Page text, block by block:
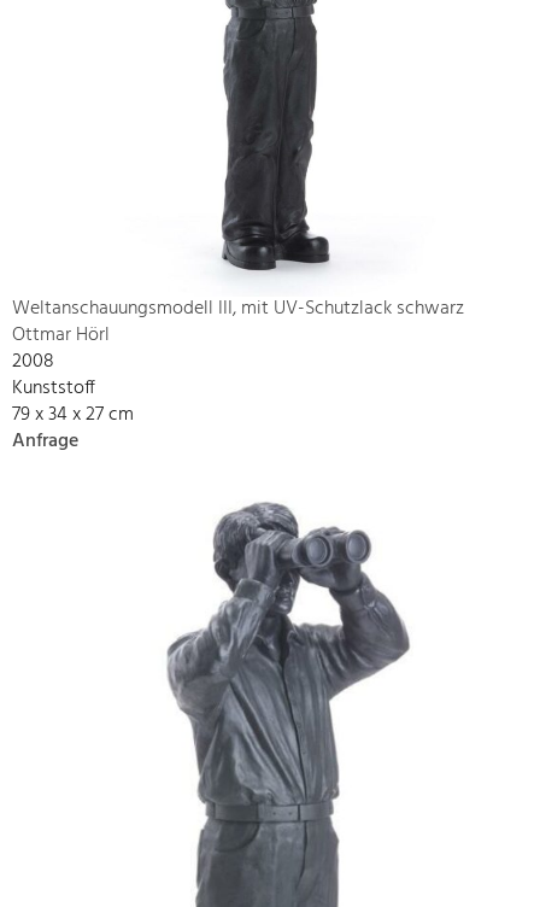
Weltanschauungsmodell III, mit UV-Schutzlack schwarz
Ottmar Hörl
2008
Kunststoff
79 x 34 x 27 cm
Anfrage